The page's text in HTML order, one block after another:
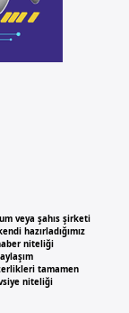
veya şahıs şirketi
hazırladığımız
niteliği
tamamen
niteliği